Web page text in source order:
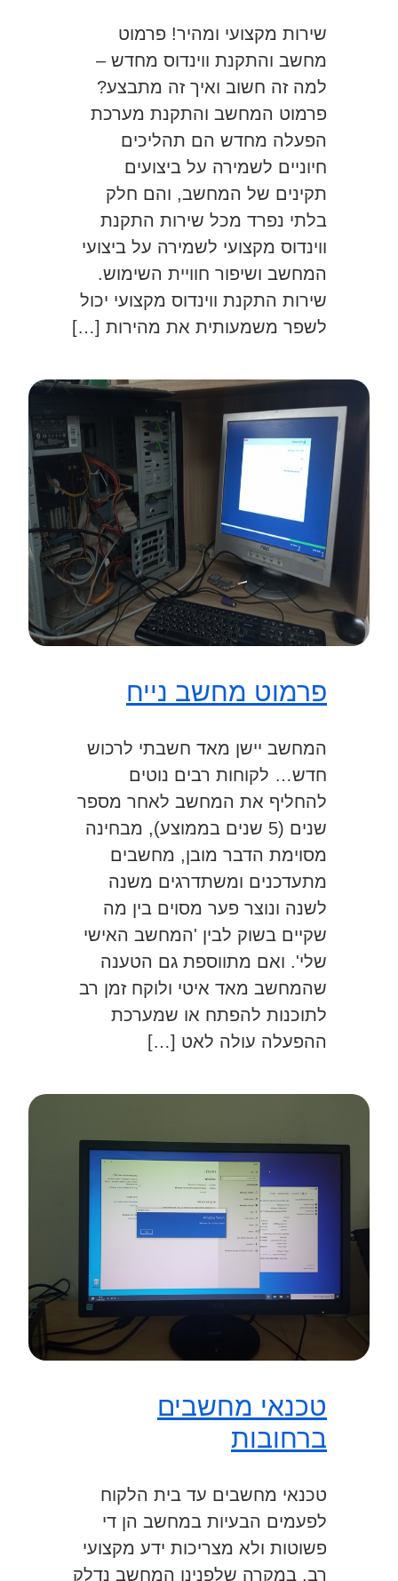
שירות מקצועי ומהיר! פרמוט
מחשב והתקנת ווינדוס מחדש –
למה זה חשוב ואיך זה מתבצע?
פרמוט המחשב והתקנת מערכת
הפעלה מחדש הם תהליכים
חיוניים לשמירה על ביצועים
תקינים של המחשב, והם חלק
בלתי נפרד מכל שירות התקנת
ווינדוס מקצועי לשמירה על ביצועי
המחשב ושיפור חוויית השימוש.
שירות התקנת ווינדוס מקצועי יכול
לשפר משמעותית את מהירות […]
פרמוט מחשב נייח
המחשב יישן מאד חשבתי לרכוש
חדש… לקוחות רבים נוטים
להחליף את המחשב לאחר מספר
שנים (5 שנים בממוצע), מבחינה
מסוימת הדבר מובן, מחשבים
מתעדכנים ומשתדרגים משנה
לשנה ונוצר פער מסוים בין מה
שקיים בשוק לבין 'המחשב האישי
שלי'. ואם מתווספת גם הטענה
שהמחשב מאד איטי ולוקח זמן רב
לתוכנות להפתח או שמערכת
ההפעלה עולה לאט […]
טכנאי מחשבים
ברחובות
טכנאי מחשבים עד בית הלקוח
לפעמים הבעיות במחשב הן די
פשוטות ולא מצריכות ידע מקצועי
רב, במקרה שלפנינו המחשב נדלק